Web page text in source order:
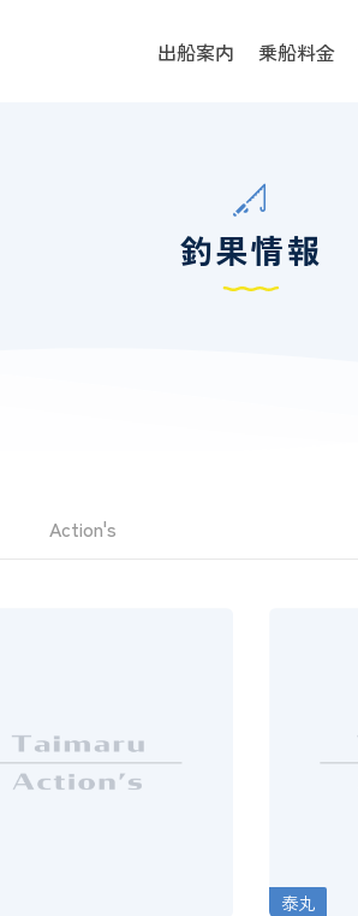
出船案内 乗船料金
釣果情報
Action's
泰丸